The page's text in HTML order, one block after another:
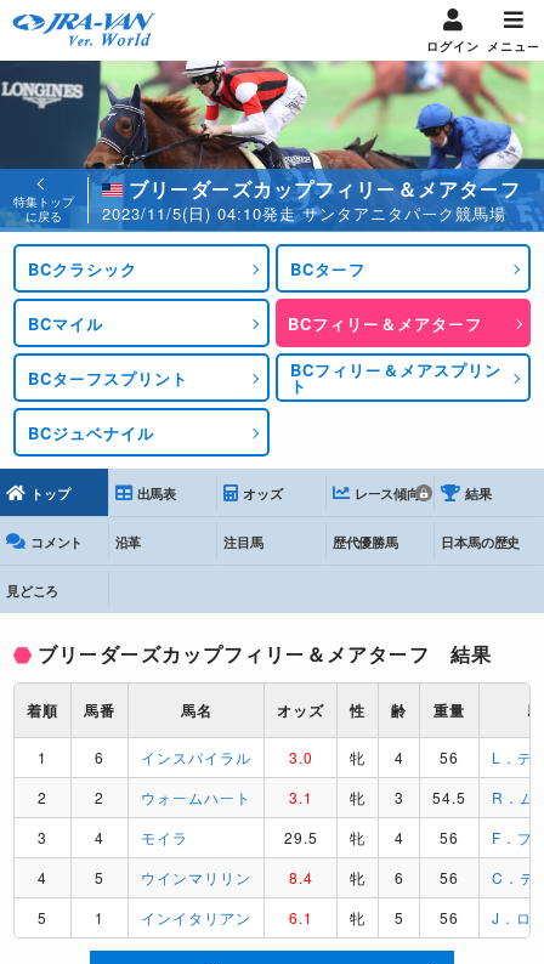
ログイン メニュー
特集トップ
に戻る
ブリーダーズカップフィリー＆メアターフ
2023/11/5(日) 04:10発走 サンタアニタパーク競馬場
BCクラシック BCターフ
BCマイル BCフィリー＆メアターフ
BCターフスプリント BCフィリー＆メアスプリン
ト
BCジュベナイル
トップ 出馬表 オッズ レース傾向 結果
コメント 沿革 注目馬 歴代優勝馬 日本馬の歴史
見どころ
ブリーダーズカップフィリー＆メアターフ 結果
着順 馬番 馬名 オッズ 性 齢 重量
1 6 インスパイラル 3.0 牝 4 56
L．デ
2
2 ウォームハート 3.1 牝 3 54.5
R．ム
3
4 モイラ 29.5 牝 4 56
F．プ
4
5 ウインマリリン 8.4 牝 6 56
C．デ
5
1 インイタリアン 6.1 牝 5 56 J．ロ